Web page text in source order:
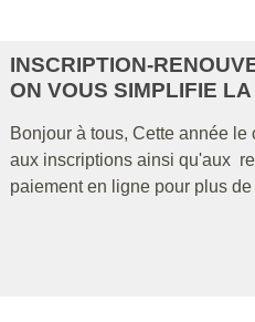
INSCRIPTION-
ON VOUS SIMPLIFIE LA
Bonjour à tous, Cette année
aux inscriptions ainsi qu'aux
paiement en ligne pour plus